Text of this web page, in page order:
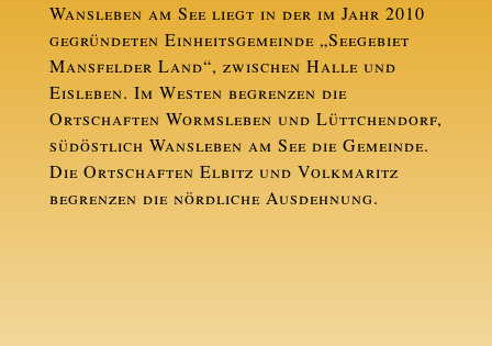
Fläche: 7,84 km²
Ortsbürgermeister:Rene´ Liebetanz
Wansleben am See liegt in der im Jahr 2010
gegründeten Einheitsgemeinde „Seegebiet
Mansfelder Land“, zwischen Halle und
Eisleben. Im Westen begrenzen die
Ortschaften Wormsleben und Lüttchendorf,
südöstlich Wansleben am See die Gemeinde.
Die Ortschaften Elbitz und Volkmaritz
begrenzen die nördliche Ausdehnung.